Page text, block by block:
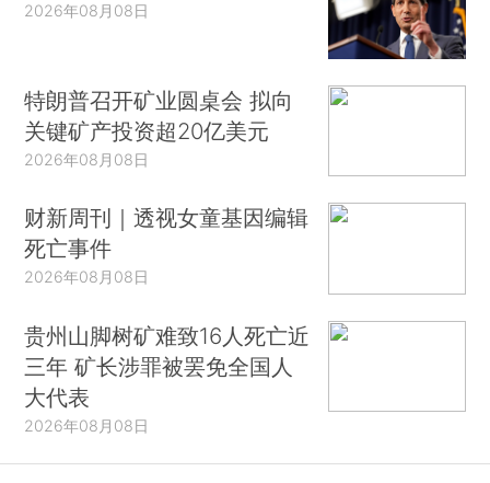
2026年08月08日
特朗普召开矿业圆桌会 拟向
关键矿产投资超20亿美元
2026年08月08日
财新周刊｜透视女童基因编辑
死亡事件
2026年08月08日
贵州山脚树矿难致16人死亡近
三年 矿长涉罪被罢免全国人
大代表
2026年08月08日